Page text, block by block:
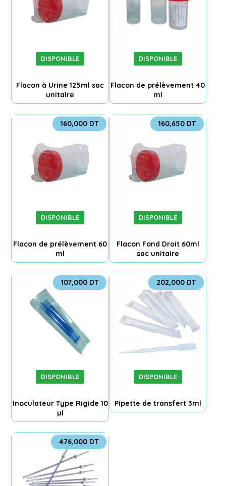
DISPONIBLE
Flacon à Urine 125ml sac
unitaire
DISPONIBLE
Flacon de prélèvement 40
ml
DISPONIBLE
Flacon de prélèvement 60
ml
160,000 DT
DISPONIBLE
Flacon Fond Droit 60ml
sac unitaire
160,650 DT
DISPONIBLE
Inoculateur Type Rigide 10
µl
107,000 DT
DISPONIBLE
Pipette de transfert 3ml
202,000 DT
476,000 DT